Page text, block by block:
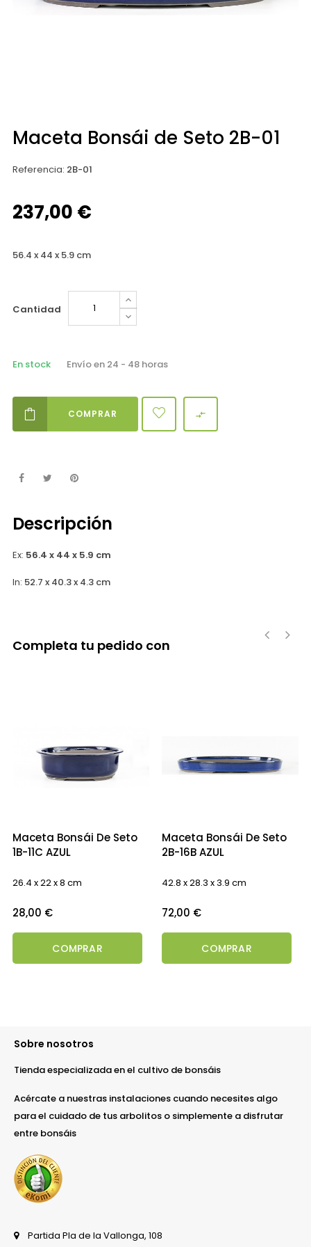
Maceta Bonsái de Seto 2B-01
Referencia: 2B-01
237,00 €
56.4 x 44 x 5.9 cm
Cantidad
En stock Envío en 24 - 48 horas
COMPRAR 
Descripción
Ex: 56.4 x 44 x 5.9 cm
In: 52.7 x 40.3 x 4.3 cm
Completa tu pedido con
Maceta Bonsái De Seto
1B-11C AZUL
26.4 x 22 x 8 cm
Precio
28,00 €
COMPRAR
Maceta Bonsái De Seto
2B-16B AZUL
42.8 x 28.3 x 3.9 cm
Precio
72,00 €
COMPRAR
Sobre nosotros
Tienda especializada en el cultivo de bonsáis
Acércate a nuestras instalaciones cuando necesites algo
para el cuidado de tus arbolitos o simplemente a disfrutar
entre bonsáis
Partida Pla de la Vallonga, 108